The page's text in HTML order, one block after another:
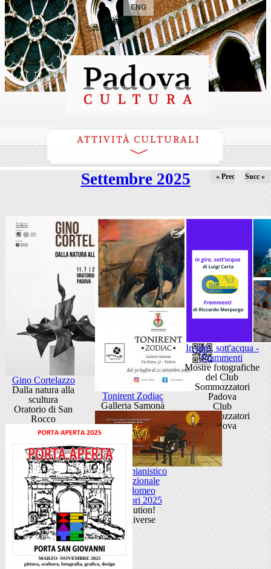
ENG
ATTIVITÀ CULTURALI
Settembre 2025 « Prec Succ »
Gino Cortelazzo
Dalla natura alla
scultura
Oratorio di San
Rocco
Tonirent Zodiac
Galleria Samonà
In giro, sott'acqua -
Frammenti
Mostre fotografiche
del Club
Sommozzatori
Padova
Club
Sommozzatori
Padova
Festival pianistico
internazionale
Bartolomeo
Cristofori 2025
Revolution!
sedi diverse